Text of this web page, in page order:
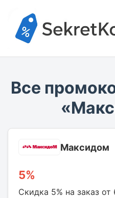
Все
Максидом
5%
Скидка 5% на заказ от